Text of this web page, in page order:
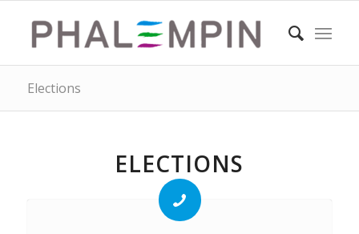
Elections
ELECTIONS